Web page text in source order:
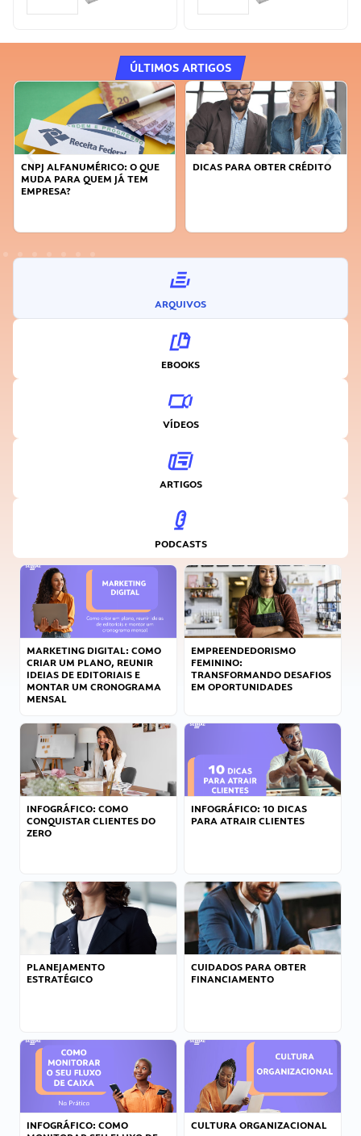
ÚLTIMOS ARTIGOS
DICAS PARA OBTER CRÉDITO
FAÇA A DIFERENÇA: SEJA
ARQUIVOS
EBOOKS
VÍDEOS
ARTIGOS
PODCASTS
MARKETING DIGITAL: COMO
CRIAR UM PLANO, REUNIR
IDEIAS DE EDITORIAIS E
MONTAR UM CRONOGRAMA
MENSAL
EMPREENDEDORISMO
FEMININO:
TRANSFORMANDO DESAFIOS
EM OPORTUNIDADES
INFOGRÁFICO: COMO
CONQUISTAR CLIENTES DO
ZERO
INFOGRÁFICO: 10 DICAS
PARA ATRAIR CLIENTES
PLANEJAMENTO
ESTRATÉGICO
CUIDADOS PARA OBTER
FINANCIAMENTO
INFOGRÁFICO: COMO
CULTURA ORGANIZACIONAL